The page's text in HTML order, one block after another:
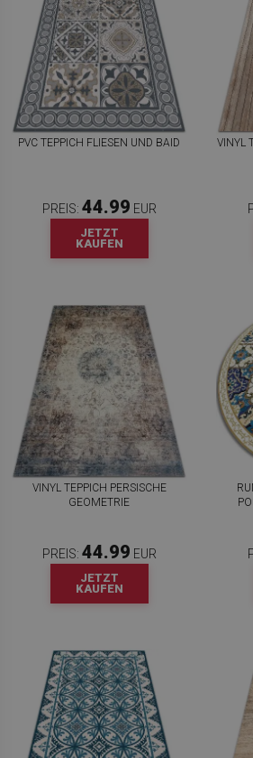
PVC TEPPICH FLIESEN UND BAID
PREIS: 44.99 EUR
JETZT
KAUFEN
VINYL
VINYL TEPPICH PERSISCHE
GEOMETRIE
PREIS: 44.99 EUR
JETZT
KAUFEN